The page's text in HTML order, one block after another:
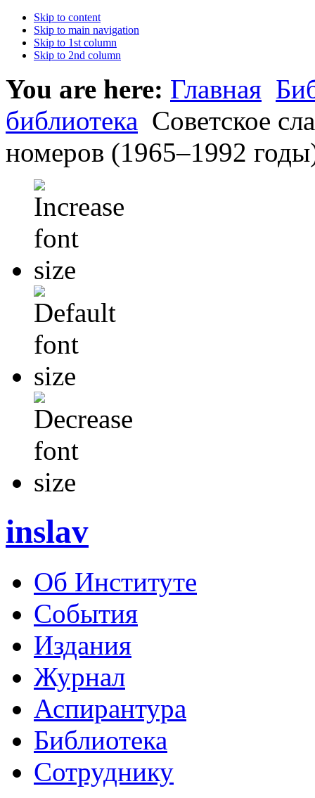
Skip to content
Skip to main navigation
Skip to 1st column
Skip to 2nd column
You are here: Главная
библиотека Советское
номеров (1965–1992
inslav
Об Институте
События
Издания
Журнал
Аспирантура
Библиотека
Сотруднику